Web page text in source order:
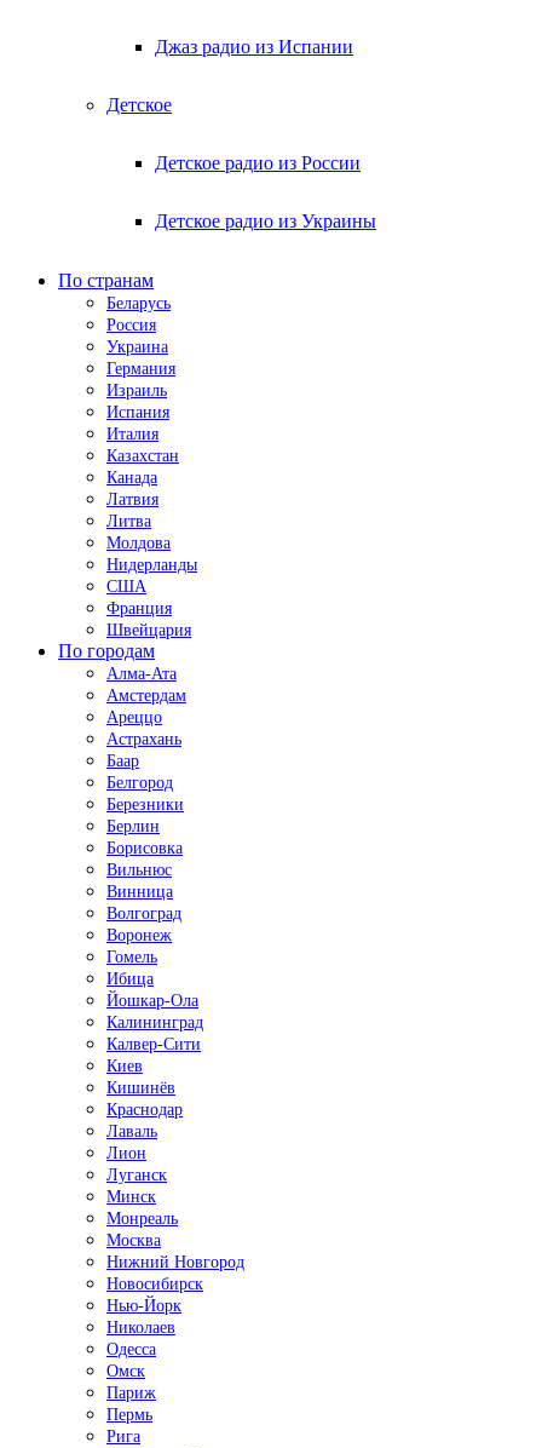
Джаз радио из Испании
Детское
Детское радио из России
Детское радио из Украины
По странам
Беларусь
Россия
Украина
Германия
Израиль
Испания
Италия
Казахстан
Канада
Латвия
Литва
Молдова
Нидерланды
США
Франция
Швейцария
По городам
Алма-Ата
Амстердам
Ареццо
Астрахань
Баар
Белгород
Березники
Берлин
Борисовка
Вильнюс
Винница
Волгоград
Воронеж
Гомель
Ибица
Йошкар-Ола
Калининград
Калвер-Сити
Киев
Кишинёв
Краснодар
Лаваль
Лион
Луганск
Минск
Монреаль
Москва
Нижний Новгород
Новосибирск
Нью-Йорк
Николаев
Одесса
Омск
Париж
Пермь
Рига